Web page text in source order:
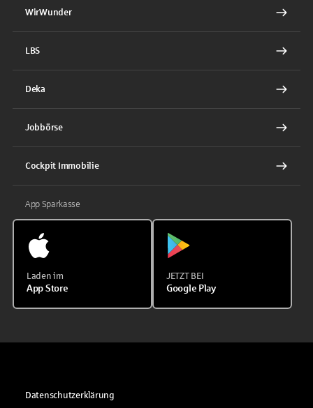
WirWunder
LBS
Deka
Jobbörse
Cockpit Immobilie
App Sparkasse
Laden im
App Store
JETZT BEI
Google Play
Datenschutzerklärung